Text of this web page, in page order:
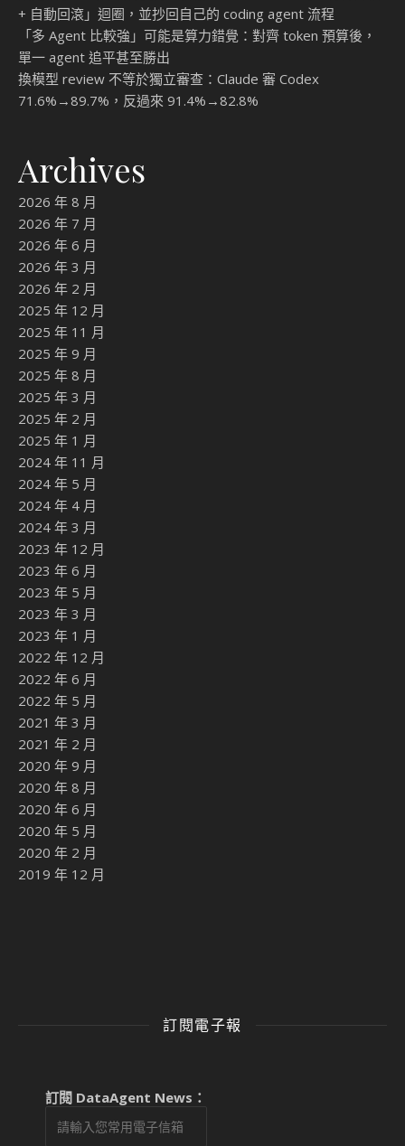
+ 自動回滾」迴圈，並抄回自己的 coding agent 流程
「多 Agent 比較強」可能是算力錯覺：對齊 token 預算後，
單一 agent 追平甚至勝出
換模型 review 不等於獨立審查：Claude 審 Codex
71.6%→89.7%，反過來 91.4%→82.8%
Archives
2026 年 8 月
2026 年 7 月
2026 年 6 月
2026 年 3 月
2026 年 2 月
2025 年 12 月
2025 年 11 月
2025 年 9 月
2025 年 8 月
2025 年 3 月
2025 年 2 月
2025 年 1 月
2024 年 11 月
2024 年 5 月
2024 年 4 月
2024 年 3 月
2023 年 12 月
2023 年 6 月
2023 年 5 月
2023 年 3 月
2023 年 1 月
2022 年 12 月
2022 年 6 月
2022 年 5 月
2021 年 3 月
2021 年 2 月
2020 年 9 月
2020 年 8 月
2020 年 6 月
2020 年 5 月
2020 年 2 月
2019 年 12 月
訂閱電子報
訂閱 DataAgent News：